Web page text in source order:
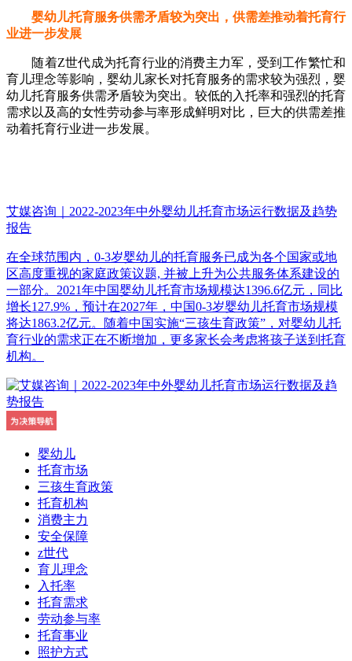
婴幼儿托育服务供需矛盾较为突出，供需差推动着托育行
业进一步发展
随着Z世代成为托育行业的消费主力军，受到工作繁忙和
育儿理念等影响，婴幼儿家长对托育服务的需求较为强烈，婴
幼儿托育服务供需矛盾较为突出。较低的入托率和强烈的托育
需求以及高的女性劳动参与率形成鲜明对比，巨大的供需差推
动着托育行业进一步发展。
艾媒咨询｜2022-2023年中外婴幼儿托育市场运行数据及趋势
报告
在全球范围内，0-3岁婴幼儿的托育服务已成为各个国家或地
区高度重视的家庭政策议题, 并被上升为公共服务体系建设的
一部分。2021年中国婴幼儿托育市场规模达1396.6亿元，同比
增长127.9%，预计在2027年，中国0-3岁婴幼儿托育市场规模
将达1863.2亿元。随着中国实施“三孩生育政策”，对婴幼儿托
育行业的需求正在不断增加，更多家长会考虑将孩子送到托育
机构。
婴幼儿
托育市场
三孩生育政策
托育机构
消费主力
安全保障
z世代
育儿理念
入托率
托育需求
劳动参与率
托育事业
照护方式